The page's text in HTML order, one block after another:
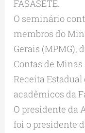
FASASETE.
O seminário
membros do
Gerais (MPMG),
Contas de Minas
Receita Estadual
acadêmicos da
O presidente da
foi o presidente